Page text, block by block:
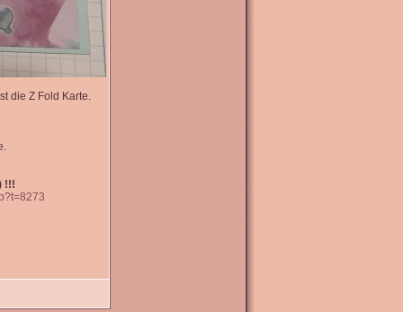
die Z Fold Karte.
!!!